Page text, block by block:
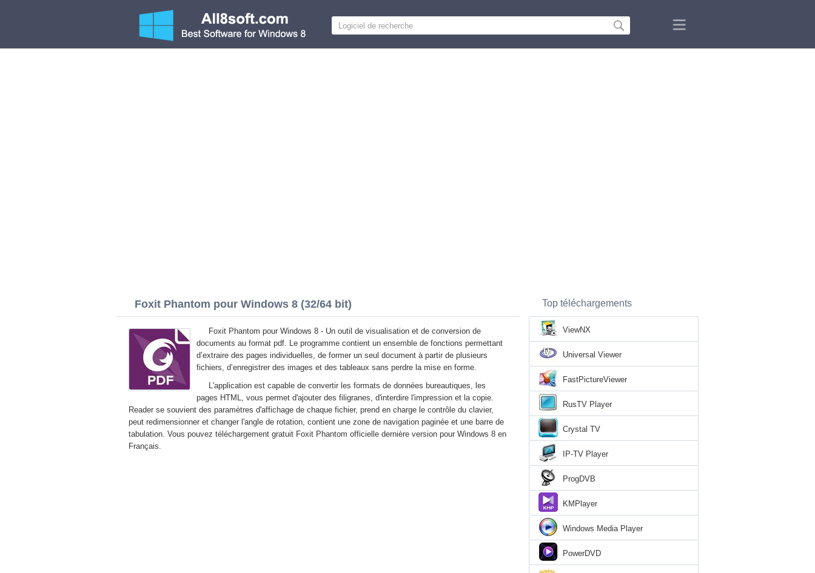
Foxit Phantom pour Windows 8 (32/64 bit)
Foxit Phantom pour Windows 8 - Un outil de visualisation et de conversion de
documents au format pdf. Le programme contient un ensemble de fonctions permettant
d’extraire des pages individuelles, de former un seul document à partir de plusieurs
fichiers, d’enregistrer des images et des tableaux sans perdre la mise en forme.
L'application est capable de convertir les formats de données bureautiques, les
pages HTML, vous permet d'ajouter des filigranes, d'interdire l'impression et la copie.
Reader se souvient des paramètres d'affichage de chaque fichier, prend en charge le contrôle du clavier,
peut redimensionner et changer l'angle de rotation, contient une zone de navigation paginée et une barre de
tabulation. Vous pouvez téléchargement gratuit Foxit Phantom officielle dernière version pour Windows 8 en
Français.
Top téléchargements
ViewNX
Universal Viewer
FastPictureViewer
RusTV Player
Crystal TV
IP-TV Player
ProgDVB
KMPlayer
Windows Media Player
PowerDVD